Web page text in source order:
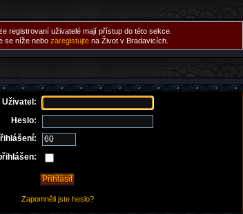
registrovaní uživatelé mají přístup do této sekce.
se níže nebo zaregistujte na Život v Bradavicích.
Uživatel:
Heslo:
Zapomněli jste heslo?